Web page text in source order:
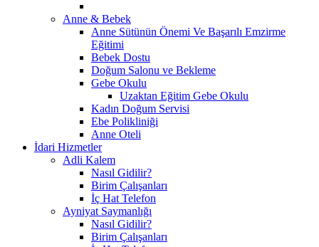
Anne & Bebek
Anne Sütünün Önemi Ve Başarılı Emzirme
Eğitimi
Bebek Dostu
Doğum Salonu ve Bekleme
Gebe Okulu
Uzaktan Eğitim Gebe Okulu
Kadın Doğum Servisi
Ebe Polikliniği
Anne Oteli
İdari Hizmetler
Adli Kalem
Nasıl Gidilir?
Birim Çalışanları
İç Hat Telefon
Ayniyat Saymanlığı
Nasıl Gidilir?
Birim Çalışanları